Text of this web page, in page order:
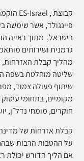
קבוצתES-Israel ,
פיינגולד, אשר שימשה
בישראל, מתוך ראייה
גרמנית ושירותים
מהליך קבלת האזרחות,
שליטה מוחלטת בשפה
שיתוף פעולה צמוד,
מקומיים, בתחומי עיסוק
חוקרים, מומחי נדל״ן,
קבלת אזרחות של
על ההטבות הרבות
אם הליך הדורש יכולת